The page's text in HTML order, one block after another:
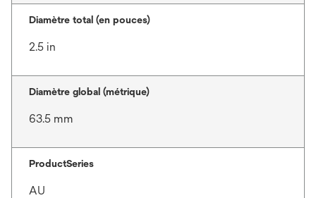
Diamètre total (en pouces)
2.5 in
Diamètre global (métrique)
63.5 mm
ProductSeries
AU